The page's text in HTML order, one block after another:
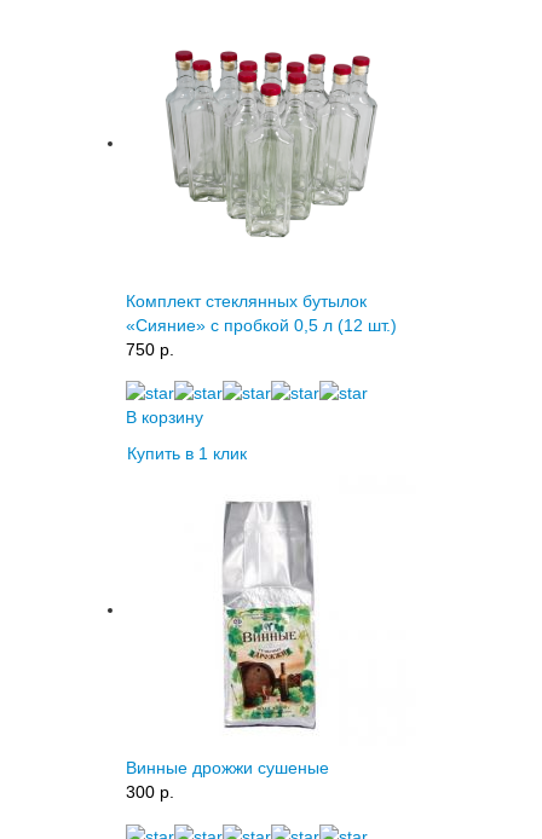
Комплект стеклянных бутылок
«Сияние» с пробкой 0,5 л (12 шт.)
750 p.
В корзину
Купить в 1 клик
Винные дрожжи сушеные
300 p.